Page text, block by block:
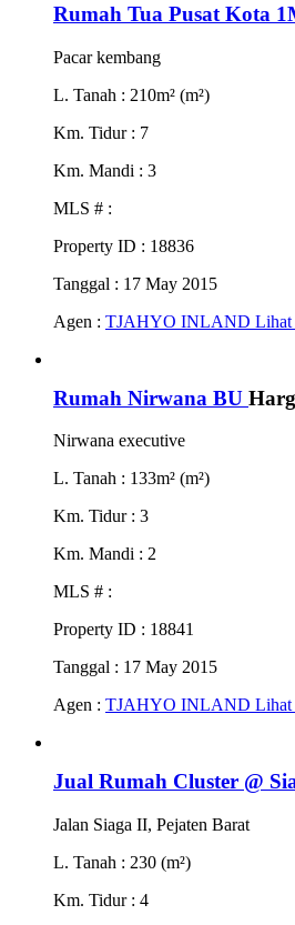
Rumah Tua Pusat Kota
Pacar kembang
L. Tanah : 210m² (m²)
Km. Tidur : 7
Km. Mandi : 3
MLS # :
Property ID : 18836
Tanggal : 17 May 2015
Agen : TJAHYO INLAND Lihat
Rumah Nirwana BU
Nirwana executive
L. Tanah : 133m² (m²)
Km. Tidur : 3
Km. Mandi : 2
MLS # :
Property ID : 18841
Tanggal : 17 May 2015
Agen : TJAHYO INLAND Lihat
Jual Rumah Cluster @
Jalan Siaga II, Pejaten Barat
L. Tanah : 230 (m²)
Km. Tidur : 4